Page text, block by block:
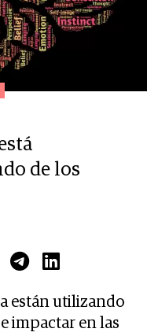
de los
están utilizando
impactar en las